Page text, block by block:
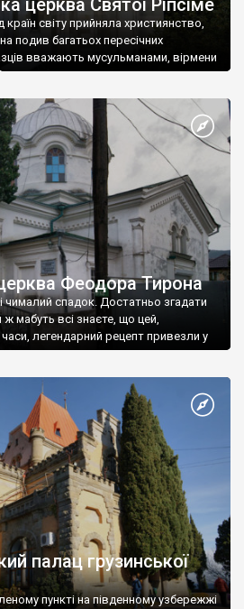
церква Святої Ріпсіме
світу прийняла християнство,
подив багатьох пересічних
вважають мусульманами, вірмени
Феодора Тирона
чималий спадок. Достатньо згадати
ж мабуть всі знаєте, що цей,
часи, легендарний рецепт привезли у
палац грузинської
пункті на південному узбережжі